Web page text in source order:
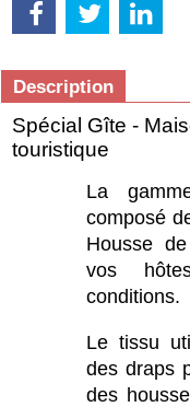
Description
Spécial Gîte -
touristique
La
composé
Housse
vos
conditions.
Le tissu
des draps
des